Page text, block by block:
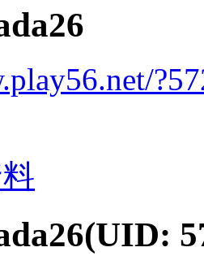
(UID: